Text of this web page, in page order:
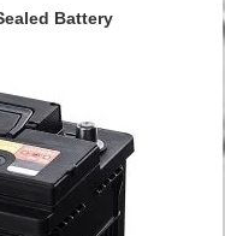
Battery